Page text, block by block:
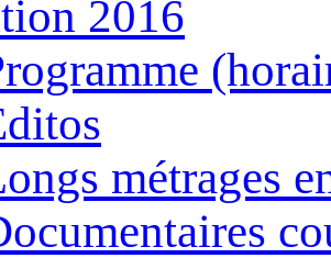
2016
métrages